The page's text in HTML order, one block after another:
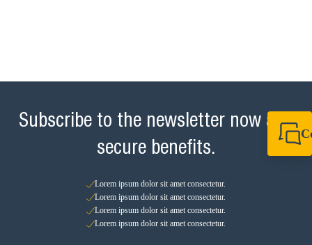
Subscribe to the newsletter now and
secure benefits.
Lorem ipsum dolor sit amet consectetur.
Lorem ipsum dolor sit amet consectetur.
Lorem ipsum dolor sit amet consectetur.
Lorem ipsum dolor sit amet consectetur.